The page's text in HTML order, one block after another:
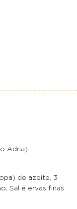
Adria)
de azeite, 3
Sal e ervas finas